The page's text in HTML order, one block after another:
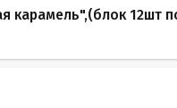
карамель",(блок 12шт